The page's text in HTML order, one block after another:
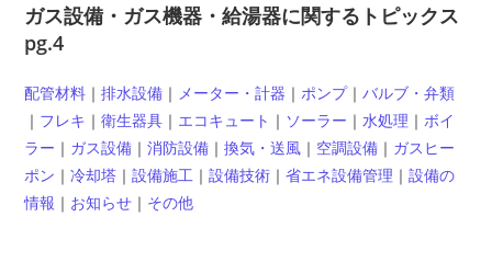
ガス設備・ガス機器・給湯器に関するトピックス
pg.4
配管材料 ｜排水設備 ｜ メーター・計器 ｜ ポンプ｜バルブ・弁類
｜ フレキ ｜衛生器具 ｜ エコキュート ｜ ソーラー ｜水処理 ｜ ボイ
ラー ｜ ガス設備 ｜消防設備 ｜換気・送風 ｜ 空調設備 ｜ ガスヒー
ポン ｜冷却塔 ｜設備施工 ｜設備技術 ｜省エネ設備管理 ｜設備の
情報 ｜ お知らせ ｜ その他